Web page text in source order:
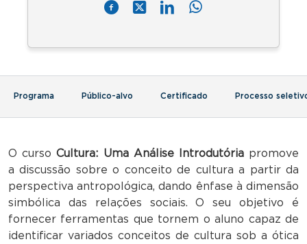
Programa Público-alvo Certificado Processo
O cursoCultura: Uma Análise Introdutóriapromove
a discussão sobre o conceito de cultura a partir da
perspectiva antropológica, dando ênfase à dimensão
simbólica das relações sociais. O seu objetivo é
fornecer ferramentas que tornem o aluno capaz de
identificar variados conceitos de cultura sob a ótica